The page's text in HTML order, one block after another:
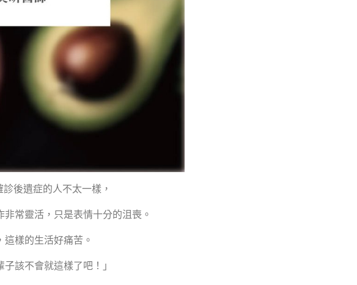
後遺症的人不太一樣，
常靈活，只是表情十分的沮喪。
樣的生活好痛苦。
該不會就這樣了吧！」